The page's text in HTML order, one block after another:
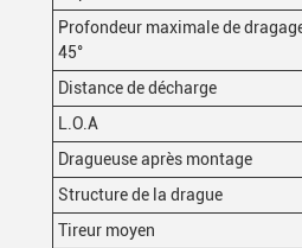
Profondeur maximale de
45°
Distance de décharge
L.O.A
Dragueuse après montage
Structure de la drague
Tireur moyen